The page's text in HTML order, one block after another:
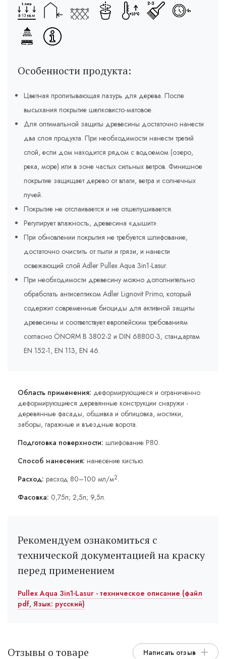
Особенности продукта:
Цветная пропитывающая лазурь для дерева. После
высыхания покрытие шелковисто-матовое.
Для оптимальной защиты древесины достаточно нанести
два слоя продукта. При необходимости нанести третий
слой, если дом находится рядом с водоемом (озеро,
река, море) или в зоне частых сильных ветров. Финишное
покрытие защищает дерево от влаги, ветра и солнечных
лучей.
Покрытие не отслаивается и не отшелушивается.
Регулирует влажность, древесина «дышит».
При обновлении покрытия не требуется шлифование,
достаточно очистить от пыли и грязи, и нанести
освежающий слой Adler Pullex Aqua 3in1-Lasur.
При необходимости древесину можно дополнительно
обработать антисептиком Adler Lignovit Primo, который
содержит современные биоциды для активной защиты
древесины и соответствует европейским требованиям
согласно ÖNORM B 3802-2 и DIN 68800-3, стандартам
EN 152-1, EN 113, EN 46.
Область применения: деформирующиеся и ограниченно
деформирующиеся деревянные конструкции снаружи -
деревянные фасады, обшивка и облицовка, мостики,
заборы, гаражные и въездные ворота.
Подготовка поверхности: шлифование Р80.
Способ нанесения: нанесение кистью.
Расход: расход 80–100 мл/м2.
Фасовка: 0,75л; 2,5л; 9,5л.
Рекомендуем ознакомиться с
технической документацией на краску
перед применением
Pullex Aqua 3in1-Lasur - техническое описание (файл
pdf, Язык: русский)
Отзывы о товаре Написать отзыв